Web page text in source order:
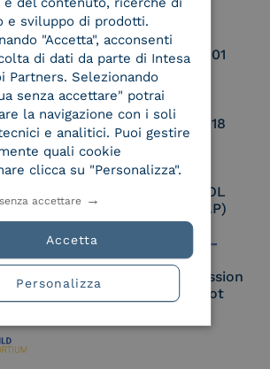
UNI EN ISO 27001
UNI EN ISO 27018
List
Certified PEPPOL
Access Point (AP)
European Commission
Large Scale Pilot
e sviluppo di prodotti.
"Accetta", acconsenti
di dati da parte di Intesa
Partners. Selezionando
senza accettare" potrai
la navigazione con i soli
e analitici. Puoi gestire
quali cookie
clicca su "Personalizza".
Accetta
accettare
Personalizza